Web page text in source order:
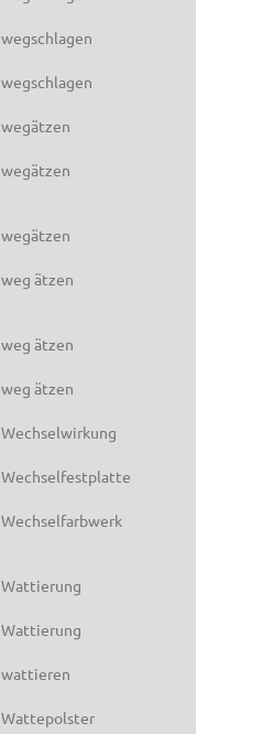
wegschlagen
wegschlagen
wegätzen
wegätzen
wegätzen
weg ätzen
weg ätzen
weg ätzen
Wechselwirkung
Wechselfestplatte
Wechselfarbwerk
Wattierung
Wattierung
wattieren
Wattepolster